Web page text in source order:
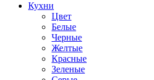
Кухни
Цвет
Белые
Черные
Желтые
Красные
Зеленые